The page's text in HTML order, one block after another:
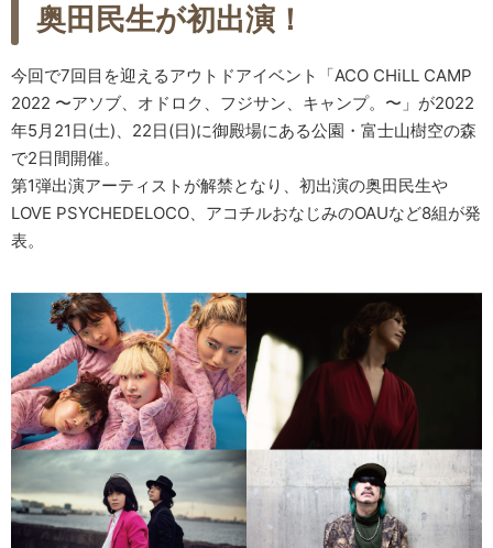
奥田民生が初出演！
今回で7回目を迎えるアウトドアイベント「ACO CHiLL CAMP
2022 〜アソブ、オドロク、フジサン、キャンプ。〜」が2022
年5月21日(土)、22日(日)に御殿場にある公園・富士山樹空の森
で2日間開催。
第1弾出演アーティストが解禁となり、初出演の奥田民生や
LOVE PSYCHEDELOCO、アコチルおなじみのOAUなど8組が発
表。